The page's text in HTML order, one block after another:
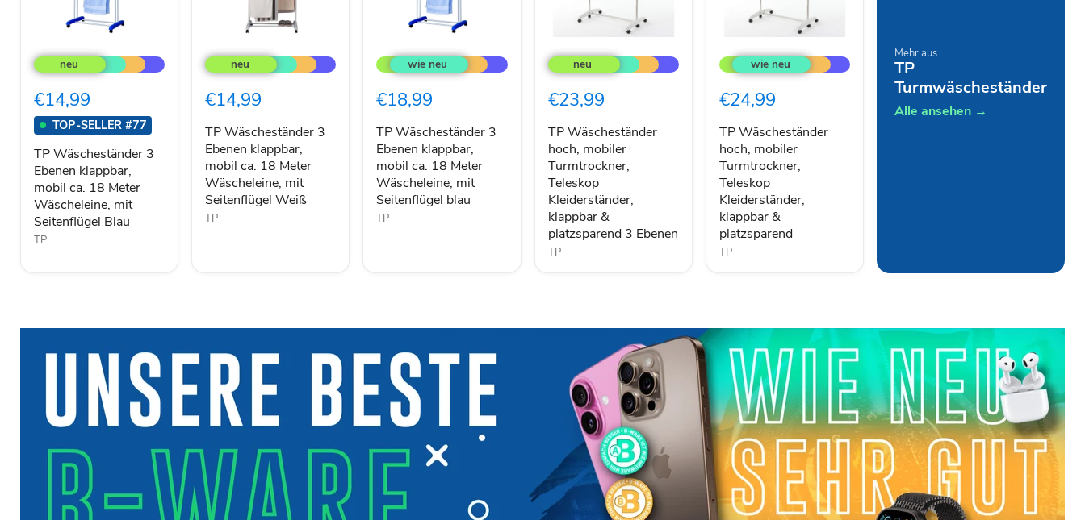
Wäscheständer
3
klappbar,
mobil
ca.
18
Meter
Wäscheleine,
mit
Seitenflügel
Blau
€14,99
TOP-SELLER #77
TP Wäscheständer 3
Ebenen klappbar,
mobil ca. 18 Meter
Wäscheleine, mit
Seitenflügel Blau
TP
Wäscheständer
3
klappbar,
ca.
18
Meter
Wäscheleine,
mit
Seitenflügel
Weiß
€14,99
TP Wäscheständer 3
Ebenen klappbar,
mobil ca. 18 Meter
Wäscheleine, mit
Seitenflügel Weiß
TP
Wäscheständer
3
klappbar,
ca.
18
Meter
Wäscheleine,
mit
Seitenflügel
blau
€18,99
TP Wäscheständer 3
Ebenen klappbar,
mobil ca. 18 Meter
Wäscheleine, mit
Seitenflügel blau
TP
Wäscheständer
hoch,
Turmtrockner,
Kleiderständer,
klappbar
&
platzsparend
3
Ebenen
€23,99
TP Wäscheständer
hoch, mobiler
Turmtrockner,
Teleskop
Kleiderständer,
klappbar &
platzsparend 3 Ebenen
TP
Wäscheständer
hoch,
Turmtrockner,
Kleiderständer,
klappbar
&
platzsparend
€24,99
TP Wäscheständer
hoch, mobiler
Turmtrockner,
Teleskop
Kleiderständer,
klappbar &
platzsparend
TP
Mehr aus
TP
Turmwäscheständer
Alle ansehen →